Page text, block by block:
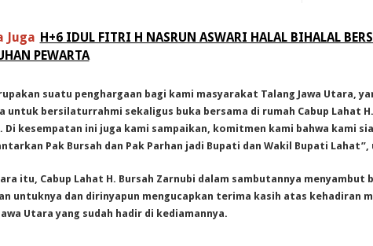
Juga H+6 IDUL FITRI H NASRUN ASWARI HALAL BIHALAL
PEWARTA
suatu penghargaan bagi kami masyarakat Talang Jawa Utara,
untuk bersilaturrahmi sekaligus buka bersama di rumah Cabup Lahat
Di kesempatan ini juga kami sampaikan, komitmen kami bahwa kami
Pak Bursah dan Pak Parhan jadi Bupati dan Wakil Bupati Lahat”,
itu, Cabup Lahat H. Bursah Zarnubi dalam sambutannya menyambut
untuknya dan dirinyapun mengucapkan terima kasih atas kehadiran
Utara yang sudah hadir di kediamannya.